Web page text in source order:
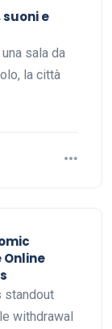
e
sala da
la città
Online
standout
withdrawal